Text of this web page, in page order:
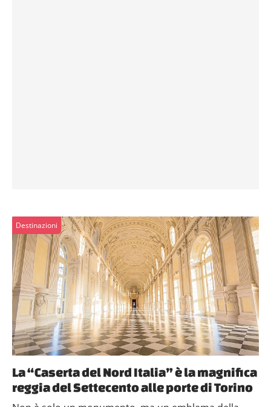
Destinazioni
La “Caserta del Nord Italia” è la magnifica
reggia del Settecento alle porte di Torino